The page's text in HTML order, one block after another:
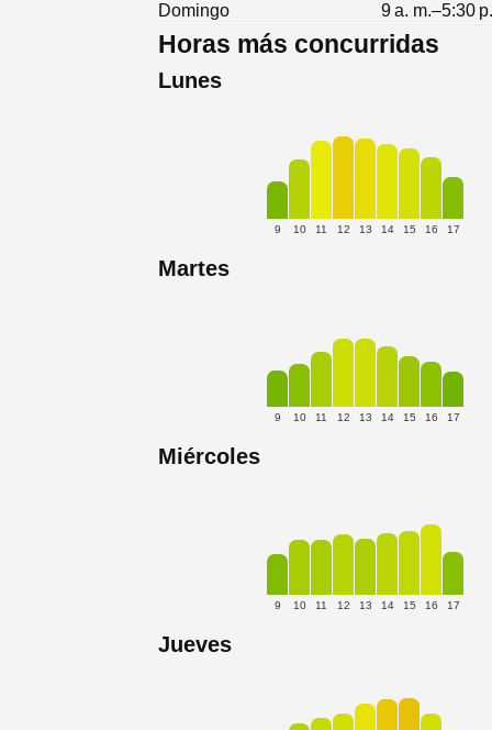
Domingo 9 a. m.–5:30
Horas más concurridas
Lunes
9 10 11 12 13 14 15 16 17
Martes
9 10 11 12 13 14 15 16 17
Miércoles
9 10 11 12 13 14 15 16 17
Jueves